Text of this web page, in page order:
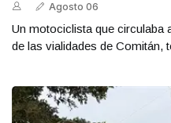
Agosto 06
Un motociclista que circulaba
de las vialidades de Comitán,